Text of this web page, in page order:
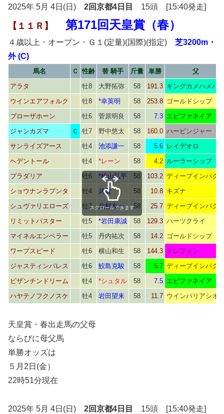
2025年 5月 4日(日) 2回京都4日目 15頭 [15:40発走]
【１１Ｒ】 第171回天皇賞（春）
４歳以上・オープン・Ｇ１(定量)(国際)(指定) 芝3200m・
外 (C)
馬名 Ｃ 性齢 替 騎手 斤量 単勝
父
アラタ
牡8 大野拓弥 58 191.3 キングカメハメハ
ウインエアフォルク
牡8 *幸英明 58 253.8 ゴールドシップ
ブローザホーン
牡6 菅原明良 58 7.3 エピファネイア
ジャンカズマ
Ｃ 牡7 野中悠太 58 160.0 ハービンジャー
サンライズアース
牡4 池添謙一 58 5.6 レイデオロ
ヘデントール
牡4 *レーン 58 4.2 ルーラーシップ
プラダリア
牡6 *松山弘平 58 103.2 ディープインパク
ショウナンラプンタ
牡4 武豊 58 10.8 キズナ
シュヴァリエローズ
牡7 北村友一 58 25.7 ディープインパク
リミットバスター
牡5 *岩田康誠 58 129.3 ハーツクライ
マイネルエンペラー
牡5 丹内祐次 58 14.2 ゴールドシップ
ワープスピード
牡6 横山和生 58 144.3
ドレフォン
ジャスティンパレス
牡6 鮫島克駿 58 5.7 ディープインパク
ビザンチンドリーム
牡4 *シュタル 58 7.5 エピファネイア
ハヤテノフクノスケ
牡4 岩田望来 58 11.7 ウインバリアシオ
スクロールできます
天皇賞・春出走馬の父母
ならびに母父馬
単勝オッズは
５月2日(金）
22時51分現在
2025年 5月 4日(日) 2回京都4日目 15頭 [15:40発走]